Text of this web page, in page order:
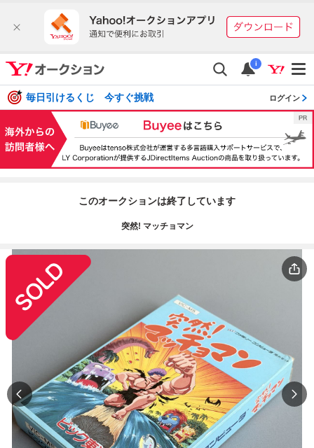
i
毎日引けるくじ 今すぐ挑戦 ログイン
このオークションは終了しています
突然! マッチョマン